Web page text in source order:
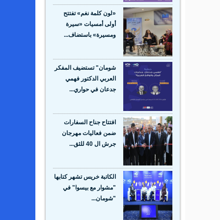
«لون كلمة نغم» تفتتح
أولى أمسيات «سيرة
ومسيرة» باستضاف...
شومان" تستضيف المفكر
العربي الدكتور فهمي
جدعان في حواري...
افتتاح جناح السفارات
ضمن فعاليات مهرجان
جرش ال 40 للثق...
الكاتبة خريس تشهر كتابها
"مشوار مع بيسوا" في
"شومان...